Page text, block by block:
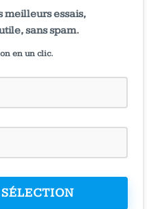
meilleurs essais,
sans spam.
en un clic.